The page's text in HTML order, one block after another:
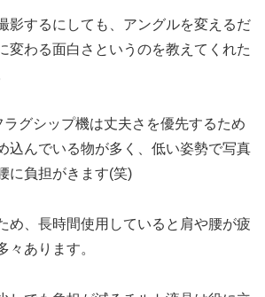
影するにしても、アングルを変えるだ
変わる面白さというのを教えてくれた
グシップ機は丈夫さを優先するため
込んでいる物が多く、低い姿勢で写真
に負担がきます(笑)
め、長時間使用していると肩や腰が疲
々あります。